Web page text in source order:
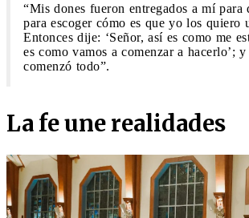
“Mis dones fueron entregados a mí para
para escoger cómo es que yo los quiero
Entonces dije: ‘Señor, así es como me
es como vamos a comenzar a hacerlo’;
comenzó todo”.
La fe une realidades